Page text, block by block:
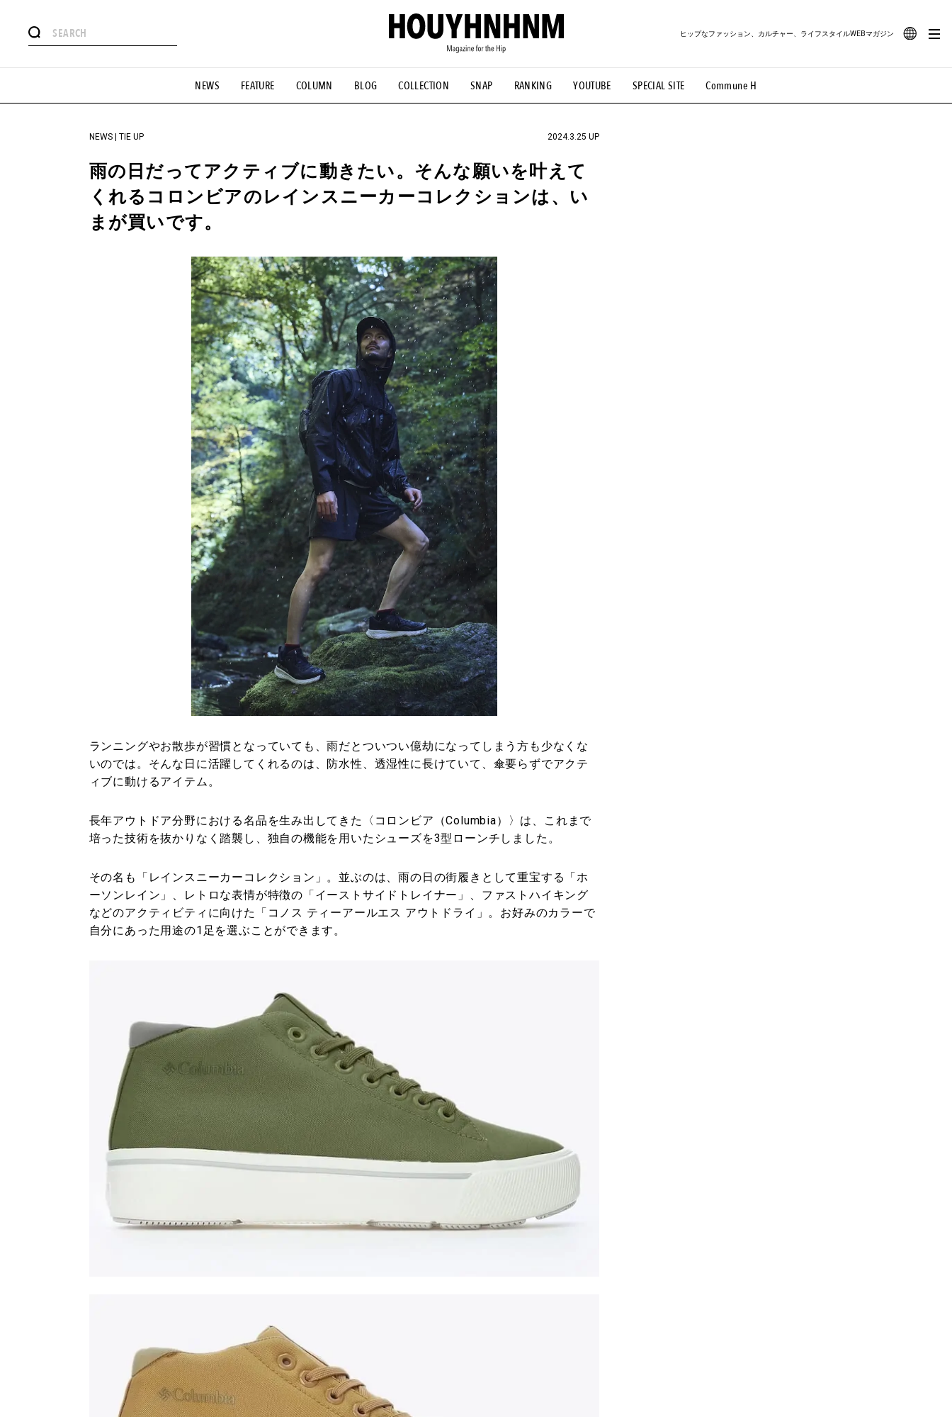
NEWS FEATURE COLUMN BLOG COLLECTION SNAP RANKING YOUTUBE SPECIAL SITE Commune H
ヒップなファッション、カルチャー、ライフスタイルWEBマガジン
#憧れの逸品 #ESSENTIAL DESIGNS #古着サミット #NEW VINTAGE #マイナーグッド図鑑 #路地裏てぃーん。 #MONTHLY JOURNAL
#GH 銘品の所以 #フイナムのYouTube #Commune H #FOCUS IT #AH.H #ととけん #FASHION #MUSIC #MOVIE #LIFESTYLE #SNEAKER #OUTDOOR
#HANDSOME HANDBOOK
NEWS | TIE UP 2024.3.25 UP
雨の日だってアクティブに動きたい。そんな願いを叶えて
くれるコロンビアのレインスニーカーコレクションは、い
まが買いです。
ランニングやお散歩が習慣となっていても、雨だとついつい億劫になってしまう方も少なくな
いのでは。そんな日に活躍してくれるのは、防水性、透湿性に長けていて、傘要らずでアクテ
ィブに動けるアイテム。
長年アウトドア分野における名品を生み出してきた〈コロンビア（Columbia）〉は、これまで
培った技術を抜かりなく踏襲し、独自の機能を用いたシューズを3型ローンチしました。
その名も「レインスニーカーコレクション」。並ぶのは、雨の日の街履きとして重宝する「ホ
ーソンレイン」、レトロな表情が特徴の「イーストサイドトレイナー」、ファストハイキング
などのアクティビティに向けた「コノス ティーアールエス アウトドライ」。お好みのカラーで
自分にあった用途の1足を選ぶことができます。